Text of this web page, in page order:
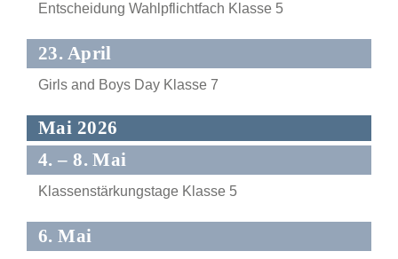
Entscheidung Wahlpflichtfach Klasse 5
23. April
Girls and Boys Day Klasse 7
Mai 2026
4. – 8. Mai
Klassenstärkungstage Klasse 5
6. Mai